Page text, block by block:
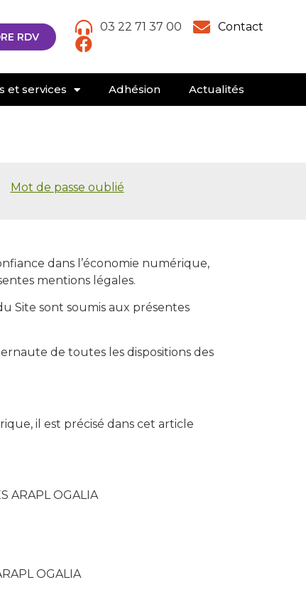
RDV
03 22 71 37 00 Contact
et services Adhésion Actualités
Mot de passe oublié
dans l’économie numérique,
mentions légales.
Site sont soumis aux présentes
de toutes les dispositions des
il est précisé dans cet article
ARAPL OGALIA
OGALIA